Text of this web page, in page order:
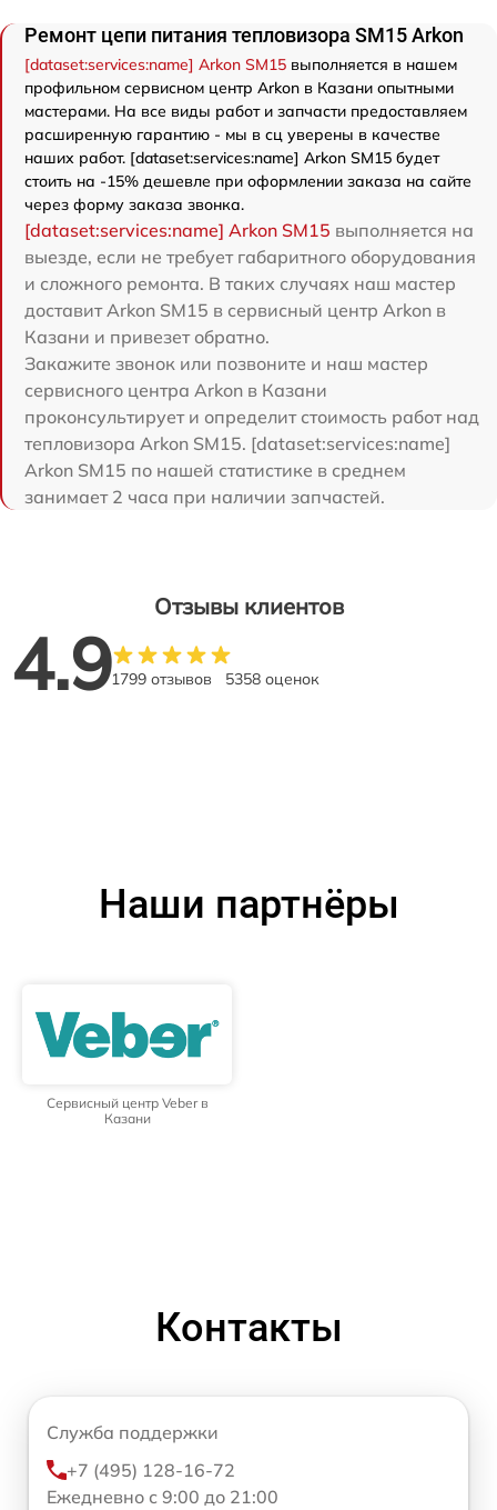
Ремонт цепи питания тепловизора SM15 Arkon
[dataset:services:name] Arkon SM15 выполняется в нашем
профильном сервисном центр Arkon в Казани опытными
мастерами. На все виды работ и запчасти предоставляем
расширенную гарантию - мы в сц уверены в качестве
наших работ. [dataset:services:name] Arkon SM15 будет
стоить на -15% дешевле при оформлении заказа на сайте
через форму заказа звонка.
[dataset:services:name] Arkon SM15 выполняется на
выезде, если не требует габаритного оборудования
и сложного ремонта. В таких случаях наш мастер
доставит Arkon SM15 в сервисный центр Arkon в
Казани и привезет обратно.
Закажите звонок или позвоните и наш мастер
сервисного центра Arkon в Казани
проконсультирует и определит стоимость работ над
тепловизора Arkon SM15. [dataset:services:name]
Arkon SM15 по нашей статистике в среднем
занимает 2 часа при наличии запчастей.
Отзывы клиентов
4.91799 отзывов 5358 оценок
Наши партнёры
Сервисный центр Veber в
Казани
Контакты
Служба поддержки
+7 (495) 128-16-72
Ежедневно с 9:00 до 21:00